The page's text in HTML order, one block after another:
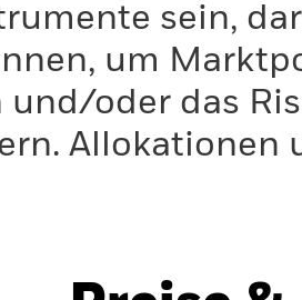
sein,
um
und/oder das
Allokationen